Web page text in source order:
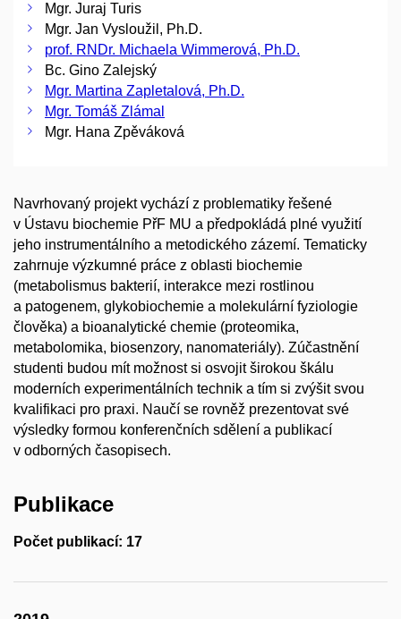
Mgr. Juraj Turis
Mgr. Jan Vysloužil, Ph.D.
prof. RNDr. Michaela Wimmerová, Ph.D.
Bc. Gino Zalejský
Mgr. Martina Zapletalová, Ph.D.
Mgr. Tomáš Zlámal
Mgr. Hana Zpěváková
Navrhovaný projekt vychází z problematiky řešené
v Ústavu biochemie PřF MU a předpokládá plné využití
jeho instrumentálního a metodického zázemí. Tematicky
zahrnuje výzkumné práce z oblasti biochemie
(metabolismus bakterií, interakce mezi rostlinou
a patogenem, glykobiochemie a molekulární fyziologie
člověka) a bioanalytické chemie (proteomika,
metabolomika, biosenzory, nanomateriály). Zúčastnění
studenti budou mít možnost si osvojit širokou škálu
moderních experimentálních technik a tím si zvýšit svou
kvalifikaci pro praxi. Naučí se rovněž prezentovat své
výsledky formou konferenčních sdělení a publikací
v odborných časopisech.
Publikace
Počet publikací: 17